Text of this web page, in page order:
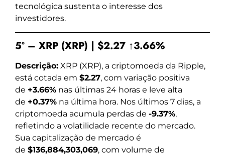
tecnológica sustenta o interesse dos
investidores.
5º – XRP (XRP) | $2.27 ↑3.66%
Descrição: XRP (XRP), a criptomoeda da Ripple,
está cotada em $2.27, com variação positiva
de +3.66% nas últimas 24 horas e leve alta
de +0.37% na última hora. Nos últimos 7 dias, a
criptomoeda acumula perdas de -9.37%,
refletindo a volatilidade recente do mercado.
Sua capitalização de mercado é
de $136,884,303,069, com volume de